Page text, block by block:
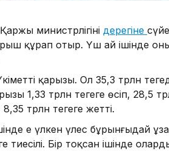
Қаржы министрлігінің дерегіне
құрап отыр. Үш ай ішінде оның
қарызы. Ол 35,3 трлн
1,33 трлн теңгеге өсіп,
8,35 трлн теңгеге жетті.
ең үлкен үлес бұрынғыдай
тиесілі. Бір тоқсан ішінде